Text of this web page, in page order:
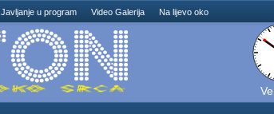
Javljanje u program Video Galerija Na lijevo oko